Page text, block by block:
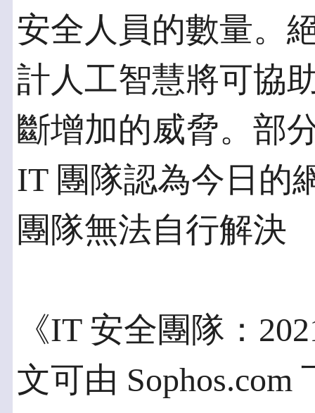
安全人員的數量。
計人工智慧將可協
斷增加的威脅。部
IT 團隊認為今日的
團隊無法自行解決
《IT 安全團隊：
文可由 Sophos.com